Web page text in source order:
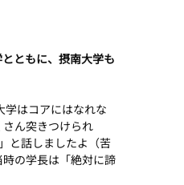
ともに、摂南大学も
学はコアにはなれな
ん突きつけられ
と話しましたよ（苦
の学長は「絶対に諦